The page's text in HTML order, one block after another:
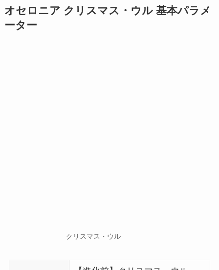
オセロニア クリスマス・ウル 基本パラメ
ーター
クリスマス・ウル